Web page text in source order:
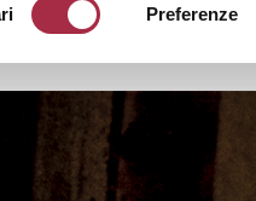
Preferenze